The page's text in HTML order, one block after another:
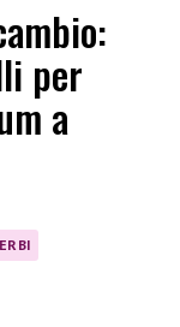
per
a